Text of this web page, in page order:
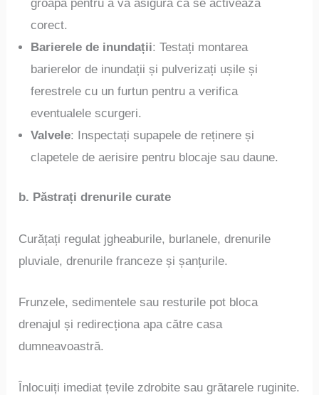
groapă pentru a vă asigura că se activează
corect.
Barierele de inundații: Testați montarea
barierelor de inundații și pulverizați ușile și
ferestrele cu un furtun pentru a verifica
eventualele scurgeri.
Valvele: Inspectați supapele de reținere și
clapetele de aerisire pentru blocaje sau daune.
b. Păstrați drenurile curate
Curățați regulat jgheaburile, burlanele, drenurile
pluviale, drenurile franceze și șanțurile.
Frunzele, sedimentele sau resturile pot bloca
drenajul și redirecționa apa către casa
dumneavoastră.
Înlocuiți imediat țevile zdrobite sau grătarele ruginite.